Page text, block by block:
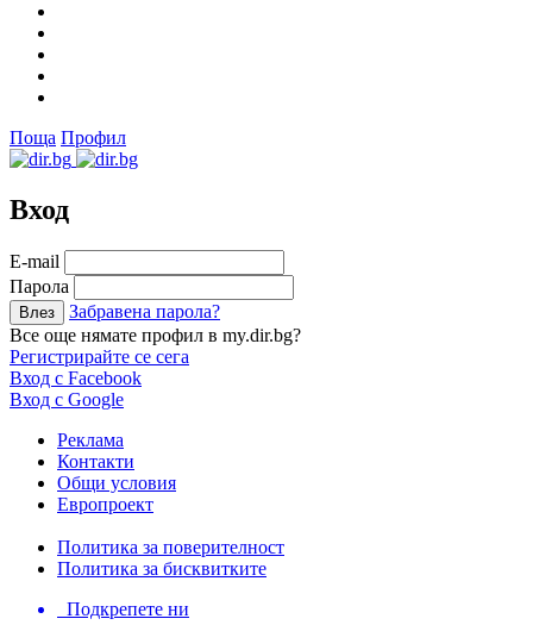
Поща Профил
Вход
Е-mail
Парола
Забравена парола?
Все още нямате профил в my.dir.bg?
Регистрирайте се сега
Вход с Facebook
Вход с Google
Реклама
Контакти
Общи условия
Европроект
Политика за поверителност
Политика за бисквитките
Подкрепете ни